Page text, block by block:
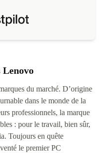
du marché. D’origine
dans le monde de la
professionnels, la marque
: pour le travail, bien sûr,
Toujours en quête
le premier PC